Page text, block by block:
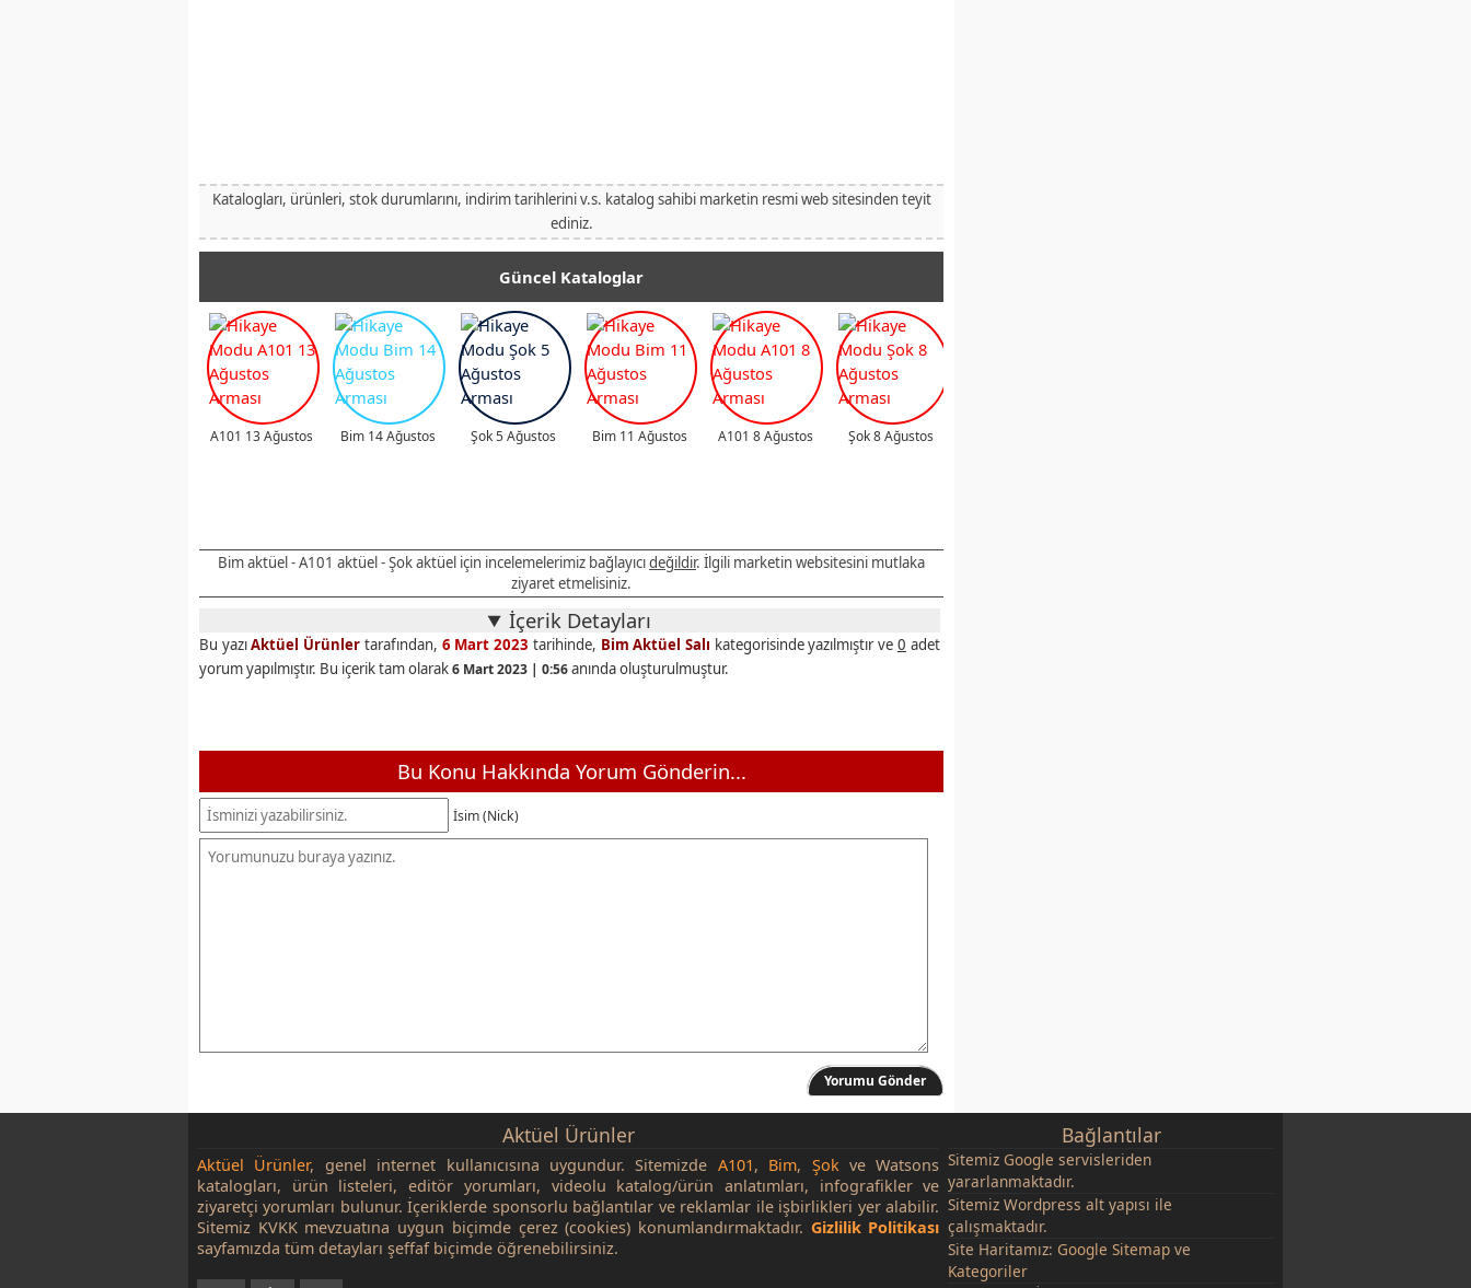
Katalogları, ürünleri, stok durumlarını, indirim tarihlerini v.s. katalog sahibi marketin resmi web sitesinden teyit
ediniz.
Güncel Kataloglar
A101 13 Ağustos Bim 14 Ağustos Şok 5 Ağustos Bim 11 Ağustos A101 8 Ağustos Şok 8 Ağustos
Bim aktüel - A101 aktüel - Şok aktüel için incelemelerimiz bağlayıcıdeğildir. İlgili marketin websitesini mutlaka
ziyaret etmelisiniz.
İçerik Detayları
Bu yazıAktüel Ürünler tarafından, 6 Mart 2023 tarihinde, Bim Aktüel Salı kategorisinde yazılmıştır ve 0 adet
yorum yapılmıştır. Bu içerik tam olarak6 Mart 2023 | 0:56anında oluşturulmuştur.
Bu Konu Hakkında Yorum Gönderin...
İsim (Nick)
Yorumu Gönder
Aktüel Ürünler
Aktüel Ürünler, genel internet kullanıcısına uygundur. Sitemizde A101, Bim, Şok ve Watsons
katalogları, ürün listeleri, editör yorumları, videolu katalog/ürün anlatımları, infografikler ve
ziyaretçi yorumları bulunur. İçeriklerde sponsorlu bağlantılar ve reklamlar ile işbirlikleri yer alabilir.
Sitemiz KVKK mevzuatına uygun biçimde çerez (cookies) konumlandırmaktadır. Gizlilik Politikası
sayfamızda tüm detayları şeffaf biçimde öğrenebilirsiniz.
Bağlantılar
Sitemiz Google servisleriden
yararlanmaktadır.
Sitemiz Wordpress alt yapısı ile
çalışmaktadır.
Site Haritamız: Google Sitemap ve
Kategoriler